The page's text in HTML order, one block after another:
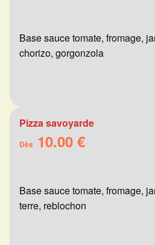
Base sauce tomate, fromage,
chorizo, gorgonzola
Pizza savoyarde
Dès 10.00 €
Base sauce tomate, fromage,
terre, reblochon